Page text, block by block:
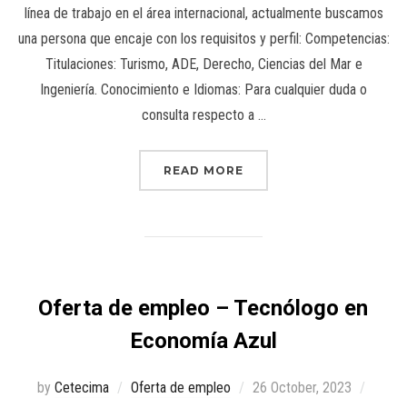
línea de trabajo en el área internacional, actualmente buscamos
una persona que encaje con los requisitos y perfil: Competencias:
Titulaciones: Turismo, ADE, Derecho, Ciencias del Mar e
Ingeniería. Conocimiento e Idiomas: Para cualquier duda o
consulta respecto a …
READ MORE
Oferta de empleo – Tecnólogo en
Economía Azul
by Cetecima Oferta de empleo
26 October, 2023